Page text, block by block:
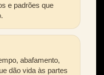
e padrões que
abafamento,
dão vida às partes